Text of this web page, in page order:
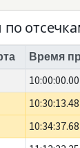
Время
10:00:00.00
10:30:13.48
10:34:37.68